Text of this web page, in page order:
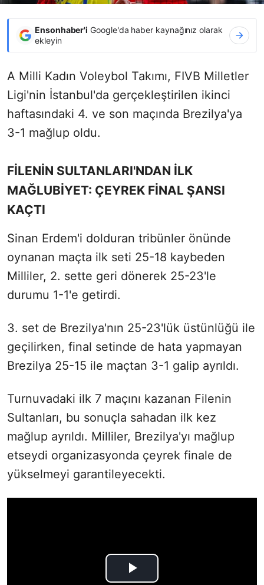
Ensonhaber'i Google'da haber kaynağınız olarak
ekleyin
A Milli Kadın Voleybol Takımı, FIVB Milletler
Ligi'nin İstanbul'da gerçekleştirilen ikinci
haftasındaki 4. ve son maçında Brezilya'ya
3-1 mağlup oldu.
FİLENİN SULTANLARI'NDAN İLK
MAĞLUBİYET: ÇEYREK FİNAL ŞANSI
KAÇTI
Sinan Erdem'i dolduran tribünler önünde
oynanan maçta ilk seti 25-18 kaybeden
Milliler, 2. sette geri dönerek 25-23'le
durumu 1-1'e getirdi.
3. set de Brezilya'nın 25-23'lük üstünlüğü ile
geçilirken, final setinde de hata yapmayan
Brezilya 25-15 ile maçtan 3-1 galip ayrıldı.
Turnuvadaki ilk 7 maçını kazanan Filenin
Sultanları, bu sonuçla sahadan ilk kez
mağlup ayrıldı. Milliler, Brezilya'yı mağlup
etseydi organizasyonda çeyrek finale de
yükselmeyi garantileyecekti.